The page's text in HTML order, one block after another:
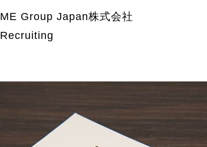
ME Group Japan株式会社
Recruiting